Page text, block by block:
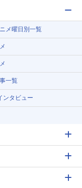
メ曜日別一覧
一覧
ンタビュー